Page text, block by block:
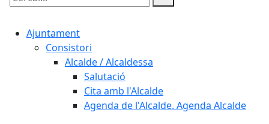
Cercar:
Ajuntament
Consistori
Alcalde / Alcaldessa
Salutació
Cita amb l'Alcalde
Agenda de l'Alcalde. Agenda Alcalde